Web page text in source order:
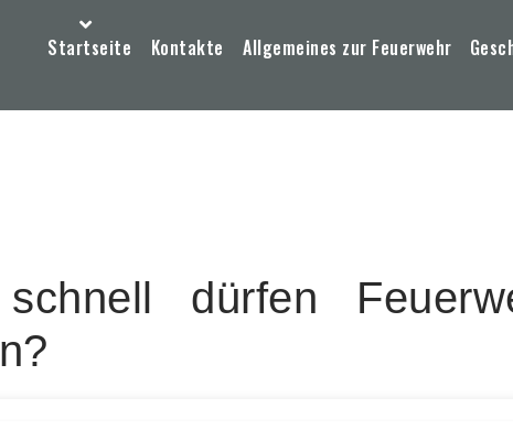
Startseite Kontakte Allgemeines zur Feuerwehr
dürfen